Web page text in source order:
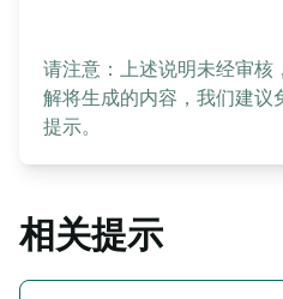
请注意：上述说明未经审核
解将生成的内容，我们建议
提示。
相关提示